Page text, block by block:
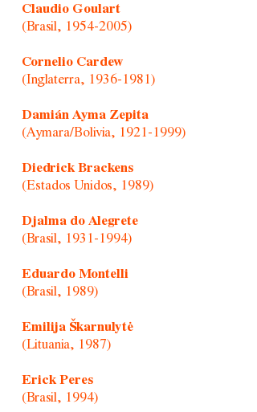
Claudio Goulart
(Brasil, 1954-2005)
Cornelio Cardew
(Inglaterra, 1936-1981)
Damián Ayma Zepita
(Aymara/Bolivia, 1921-1999)
Diedrick Brackens
(Estados Unidos, 1989)
Djalma do Alegrete
(Brasil, 1931-1994)
Eduardo Montelli
(Brasil, 1989)
Emilija Škarnulytė
(Lituania, 1987)
Erick Peres
(Brasil, 1994)